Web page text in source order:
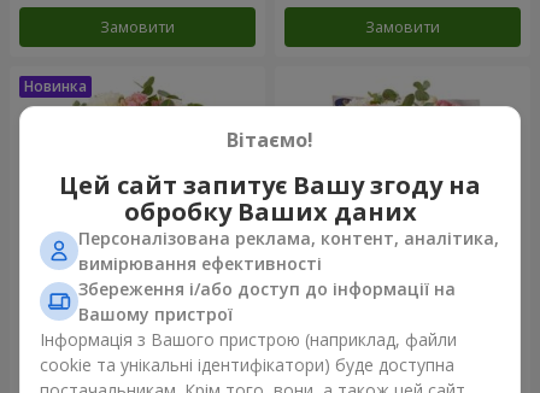
Замовити Замовити
Букет "Герцогиня Кавендіш"
5 845 грн
Букет "Лісія"
3 952 грн
Вітаємо!
Цей сайт запитує Вашу згоду на
обробку Ваших даних
Персоналізована реклама, контент, аналітика,
вимірювання ефективності
Збереження і/або доступ до інформації на
Вашому пристрої
Інформація з Вашого пристрою (наприклад, файли
cookie та унікальні ідентифікатори) буде доступна